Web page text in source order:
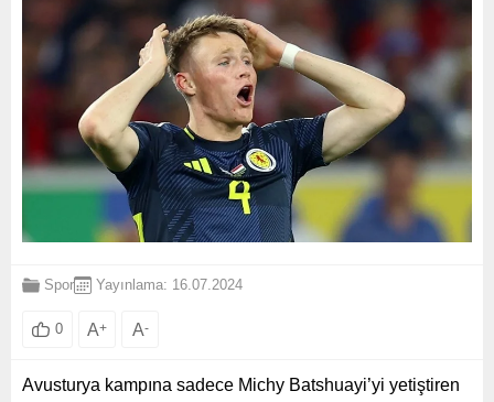
Spor Yayınlama: 16.07.2024
0 A+ A-
Avusturya kampına sadece Michy Batshuayi’yi yetiştiren